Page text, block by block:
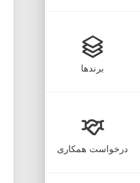
برندها
درخواست همکاری